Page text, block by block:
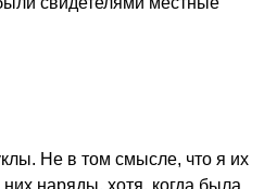
Не в том смысле, что я их
наряды, хотя, когда была